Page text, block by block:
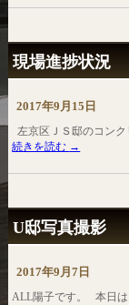
現場進捗状況
2017年9月15日
左京区ＪＳ邸のコン
続きを読む →
U邸写真撮影
2017年9月7日
ALL陽子です。 本日